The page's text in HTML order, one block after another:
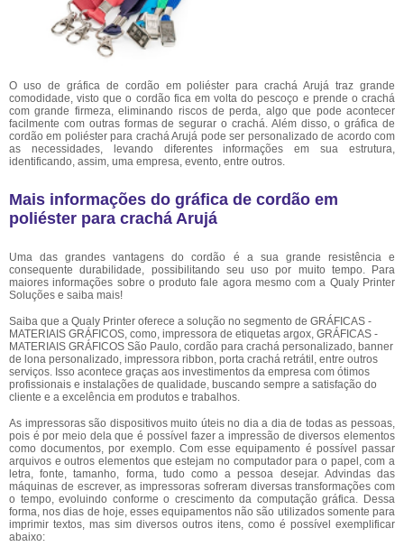
O uso de gráfica de cordão em poliéster para crachá Arujá traz grande
comodidade, visto que o cordão fica em volta do pescoço e prende o crachá
com grande firmeza, eliminando riscos de perda, algo que pode acontecer
facilmente com outras formas de segurar o crachá. Além disso, o gráfica de
cordão em poliéster para crachá Arujá pode ser personalizado de acordo com
as necessidades, levando diferentes informações em sua estrutura,
identificando, assim, uma empresa, evento, entre outros.
Mais informações do gráfica de cordão em
poliéster para crachá Arujá
Uma das grandes vantagens do cordão é a sua grande resistência e
consequente durabilidade, possibilitando seu uso por muito tempo. Para
maiores informações sobre o produto fale agora mesmo com a Qualy Printer
Soluções e saiba mais!
Saiba que a Qualy Printer oferece a solução no segmento de GRÁFICAS -
MATERIAIS GRÁFICOS, como, impressora de etiquetas argox, GRÁFICAS -
MATERIAIS GRÁFICOS São Paulo, cordão para crachá personalizado, banner
de lona personalizado, impressora ribbon, porta crachá retrátil, entre outros
serviços. Isso acontece graças aos investimentos da empresa com ótimos
profissionais e instalações de qualidade, buscando sempre a satisfação do
cliente e a excelência em produtos e trabalhos.
As impressoras são dispositivos muito úteis no dia a dia de todas as pessoas,
pois é por meio dela que é possível fazer a impressão de diversos elementos
como documentos, por exemplo. Com esse equipamento é possível passar
arquivos e outros elementos que estejam no computador para o papel, com a
letra, fonte, tamanho, forma, tudo como a pessoa desejar. Advindas das
máquinas de escrever, as impressoras sofreram diversas transformações com
o tempo, evoluindo conforme o crescimento da computação gráfica. Dessa
forma, nos dias de hoje, esses equipamentos não são utilizados somente para
imprimir textos, mas sim diversos outros itens, como é possível exemplificar
abaixo: